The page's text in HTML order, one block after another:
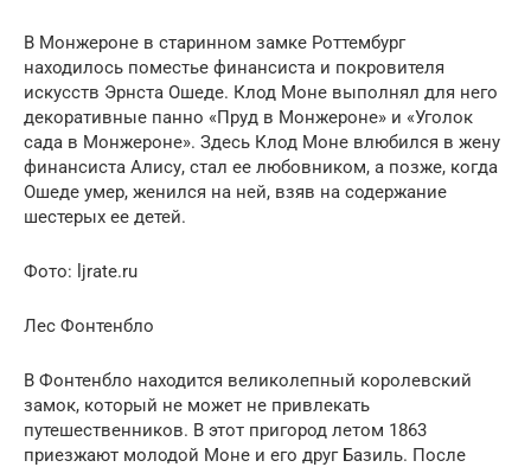
В Монжероне в старинном замке Роттембург
находилось поместье финансиста и покровителя
искусств Эрнста Ошеде. Клод Моне выполнял для него
декоративные панно «Пруд в Монжероне» и «Уголок
сада в Монжероне». Здесь Клод Моне влюбился в жену
финансиста Алису, стал ее любовником, а позже, когда
Ошеде умер, женился на ней, взяв на содержание
шестерых ее детей.
Фото: ljrate.ru
Лес Фонтенбло
В Фонтенбло находится великолепный королевский
замок, который не может не привлекать
путешественников. В этот пригород летом 1863
приезжают молодой Моне и его друг Базиль. После